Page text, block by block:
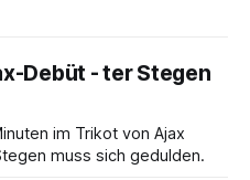
Debüt - ter Stegen
im Trikot von Ajax
muss sich gedulden.